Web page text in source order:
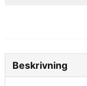
Beskrivning